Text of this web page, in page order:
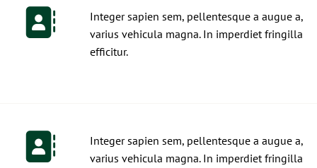
Integer sapien sem, pellentesque a augue a,
varius vehicula magna. In imperdiet fringilla
efficitur.
Integer sapien sem, pellentesque a augue a,
varius vehicula magna. In imperdiet fringilla